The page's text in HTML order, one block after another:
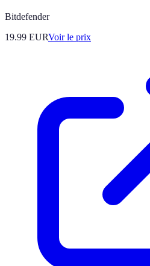
Bitdefender
19.99 EURVoir le prix